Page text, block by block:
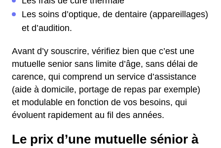
Les soins d’optique, de dentaire (appareillages)
et d’audition.
Avant d’y souscrire, vérifiez bien que c’est une
mutuelle senior sans limite d’âge, sans délai de
carence, qui comprend un service d’assistance
(aide à domicile, portage de repas par exemple)
et modulable en fonction de vos besoins, qui
évoluent rapidement au fil des années.
Le prix d’une mutuelle sénior à